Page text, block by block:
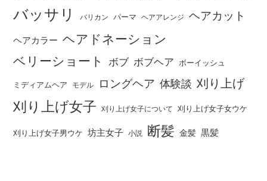
バッサリ バリカン パーマ ヘアアレンジ ヘアカット
ヘアカラー ヘアドネーション
ベリーショート
ボブ ボブヘア ボーイッシュ
ミディアムヘア モデル ロングヘア 体験談 刈り上げ
刈り上げ女子 刈り上げ女子について 刈り上げ女子女ウケ
刈り上げ女子男ウケ 坊主女子 小説 断髪 金髪 黒髪